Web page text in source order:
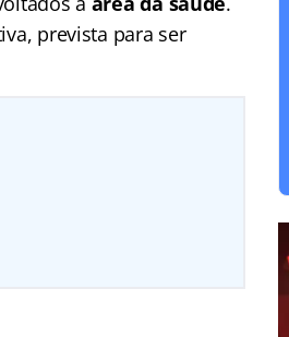
prevista para ser